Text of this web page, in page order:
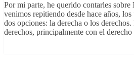
Por mi parte, he querido contarles
venimos repitiendo desde hace años,
dos opciones: la derecha o los
derechos, principalmente con el